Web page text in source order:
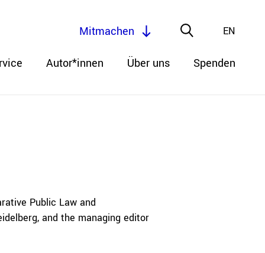
Autor*innen Über uns Spenden
EN
Mitmachen
Public Law and
and the managing editor